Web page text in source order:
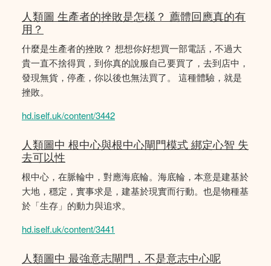
人類圖 生產者的挫敗是怎樣？ 薦體回應真的有
用？
什麼是生產者的挫敗？ 想想你好想買一部電話，不過大
貴一直不捨得買，到你真的說服自己要買了，去到店中，
發現無貨，停產，你以後也無法買了。 這種體驗，就是
挫敗。
hd.iself.uk/content/3442
人類圖中 根中心與根中心閘門模式 綁定心智 失
去可以性
根中心，在脈輪中，對應海底輪。海底輪，本意是建基於
大地，穩定，實事求是，建基於現實而行動。也是物種基
於「生存」的動力與追求。
hd.iself.uk/content/3441
人類圖中 最強意志閘門，不是意志中心呢